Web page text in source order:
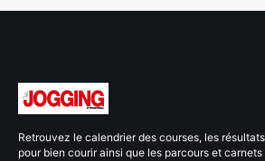
Retrouvez le calendrier des courses, les
pour bien courir ainsi que les parcours et carnets